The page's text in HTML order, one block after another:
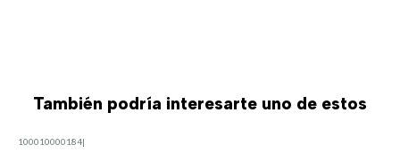
También podría interesarte uno de estos
100010000184|